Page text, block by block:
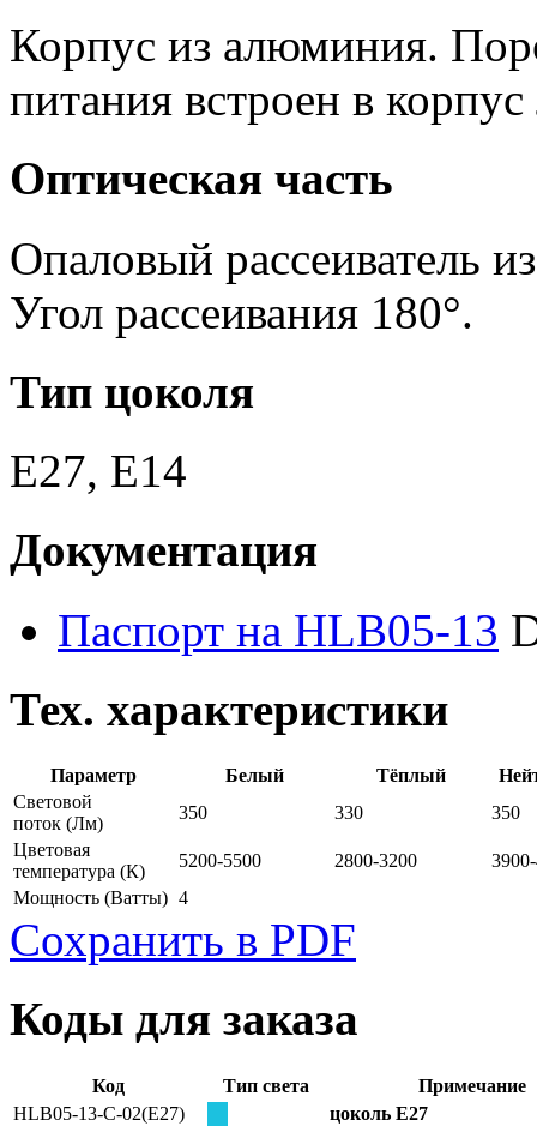
Корпус из алюминия.
питания встроен в
Оптическая часть
Опаловый рассеиватель
Угол рассеивания 180°.
Тип цоколя
E27, E14
Документация
Паспорт на HLB05-13
Тех. характеристики
Параметр Белый Тёплый
Световой
поток (Лм)
350 330
350
Цветовая
температура (К)
5200-5500 2800-3200
Мощность (Ватты) 4
Сохранить в PDF
Коды для заказа
Код Тип света
Примечание
HLB05-13-C-02(E27)
цоколь E27